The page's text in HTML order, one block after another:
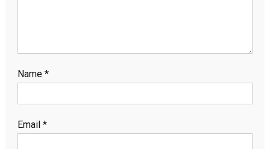
Name *
Email *